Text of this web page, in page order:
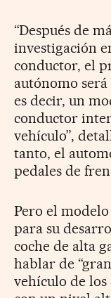
“Después de
investigación
conductor, el
autónomo
es decir, un
conductor
vehículo”,
tanto, el
pedales de
Pero el
para su
coche de alta
hablar de
vehículo de